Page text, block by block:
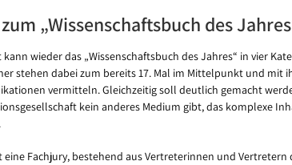
„Wissenschaftsbuch des
wieder das „Wissenschaftsbuch des Jahres“ in vier
stehen dabei zum bereits 17. Mal im Mittelpunkt und mit
vermitteln. Gleichzeitig soll deutlich gemacht
kein anderes Medium gibt, das komplexe
eine Fachjury, bestehend aus Vertreterinnen und Vertretern